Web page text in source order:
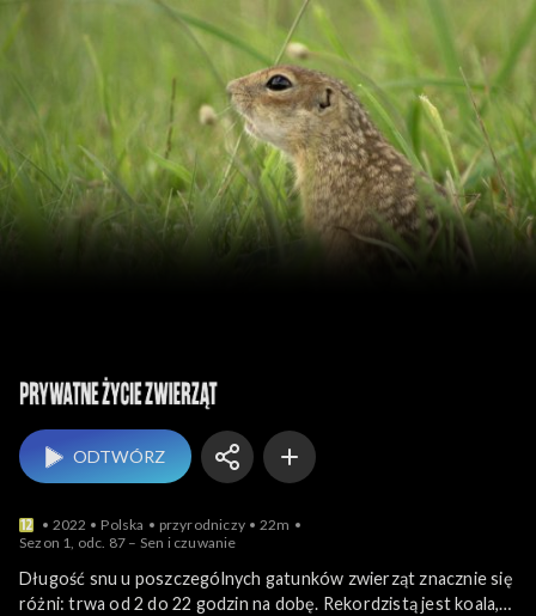
Prywatne życie zwierząt
ODTWÓRZ
2022 Polska przyrodniczy
22m
Sezon 1, odc. 87 – Sen i czuwanie
Długość snu u poszczególnych gatunków zwierząt znacznie się
różni: trwa od 2 do 22 godzin na dobę. Rekordzistą jest koala,